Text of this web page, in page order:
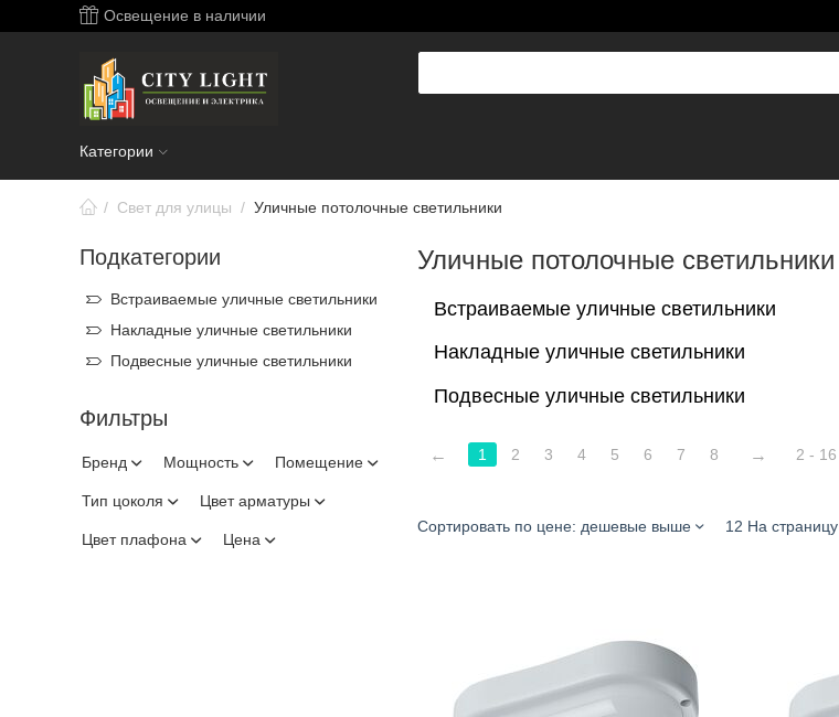
Освещение в наличии
Категории
/ Свет для улицы / Уличные потолочные светильники
Подкатегории
Встраиваемые уличные светильники
Накладные уличные светильники
Подвесные уличные светильники
Фильтры
Бренд Мощность Помещение
Тип цоколя Цвет арматуры
Цвет плафона Цена
Уличные потолочные светильники
Встраиваемые уличные светильники
Накладные уличные светильники
Подвесные уличные светильники
1 2 3 4 5 6 7 8 2 - 16
Сортировать по цене: дешевые выше 12 На страницу